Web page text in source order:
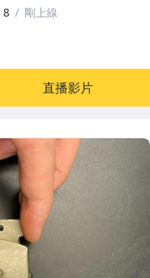
8
剛上線
直播影片